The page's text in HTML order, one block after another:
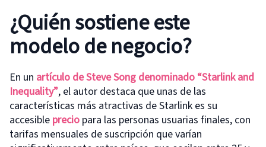
¿Quién sostiene este
modelo de negocio?
En un artículo de Steve Song denominado “Starlink and
Inequality”, el autor destaca que unas de las
características más atractivas de Starlink es su
accesible precio para las personas usuarias finales, con
tarifas mensuales de suscripción que varían